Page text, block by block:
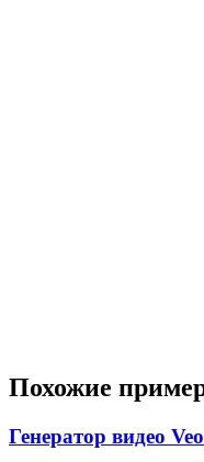
Похожие
Генератор видео Veo